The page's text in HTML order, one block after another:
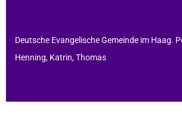
Deutsche Evangelische Gemeinde im Haag.
Henning, Katrin, Thomas